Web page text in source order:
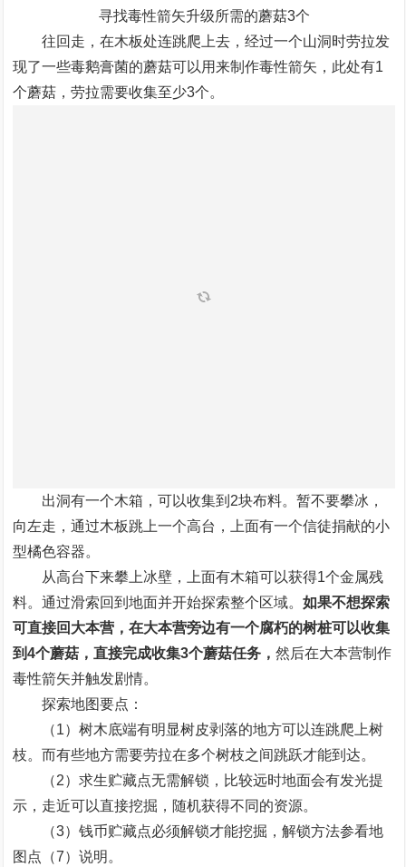
寻找毒性箭矢升级所需的蘑菇3个
往回走，在木板处连跳爬上去，经过一个山洞时劳拉发
现了一些毒鹅膏菌的蘑菇可以用来制作毒性箭矢，此处有1
个蘑菇，劳拉需要收集至少3个。
出洞有一个木箱，可以收集到2块布料。暂不要攀冰，
向左走，通过木板跳上一个高台，上面有一个信徒捐献的小
型橘色容器。
从高台下来攀上冰壁，上面有木箱可以获得1个金属残
料。通过滑索回到地面并开始探索整个区域。 如果不想探索
可直接回大本营，在大本营旁边有一个腐朽的树桩可以收集
到4个蘑菇，直接完成收集3个蘑菇任务， 然后在大本营制作
毒性箭矢并触发剧情。
探索地图要点：
（1）树木底端有明显树皮剥落的地方可以连跳爬上树
枝。而有些地方需要劳拉在多个树枝之间跳跃才能到达。
（2）求生贮藏点无需解锁，比较远时地面会有发光提
示，走近可以直接挖掘，随机获得不同的资源。
（3）钱币贮藏点必须解锁才能挖掘，解锁方法参看地
图点（7）说明。